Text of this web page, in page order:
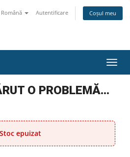
Română Autentificare Coșul meu
O PROBLEMĂ...
Stoc epuizat